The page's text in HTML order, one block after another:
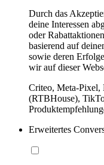
Durch das
deine Interessen
oder
basierend auf
sowie deren
wir auf dieser
Criteo, Meta-Pixel,
(RTBHouse),
Erweitertes